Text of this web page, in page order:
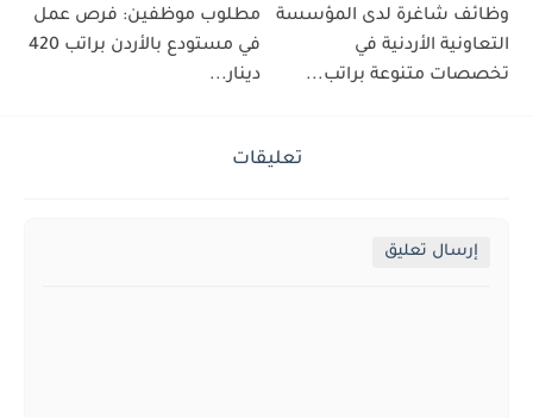
وظائف شاغرة لدى المؤسسة
التعاونية الأردنية في
تخصصات متنوعة براتب...
مطلوب موظفين: فرص عمل
في مستودع بالأردن براتب 420
دينار...
تعليقات
إرسال تعليق